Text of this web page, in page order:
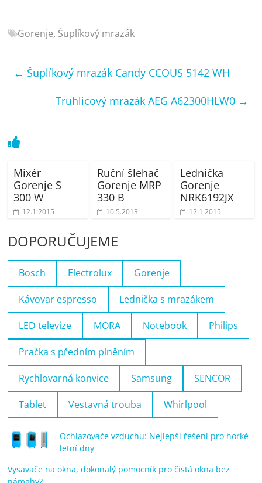
televize,
mobilní
telefony,
Gorenje, Šuplíkový mrazák
← Šuplíkový mrazák Candy CCOUS 5142 WH
Truhlicový mrazák AEG A62300HLW0 →
Mixér
Gorenje S
300 W
12.1.2015
Ruční šlehač
Gorenje MRP
330 B
10.5.2013
Lednička
Gorenje
NRK6192JX
12.1.2015
DOPORUČUJEME
Bosch Electrolux Gorenje
Kávovar espresso Lednička s mrazákem
LED televize MORA Notebook Philips
Pračka s předním plněním
Rychlovarná konvice Samsung SENCOR
Tablet Vestavná trouba Whirlpool
Ochlazovače vzduchu: Nejlepší řešení pro horké
letní dny
Vysavače na okna, dokonalý pomocník pro čistá okna bez